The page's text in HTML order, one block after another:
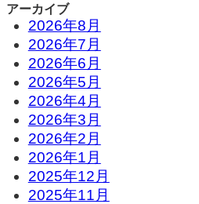
アーカイブ
2026年8月
2026年7月
2026年6月
2026年5月
2026年4月
2026年3月
2026年2月
2026年1月
2025年12月
2025年11月